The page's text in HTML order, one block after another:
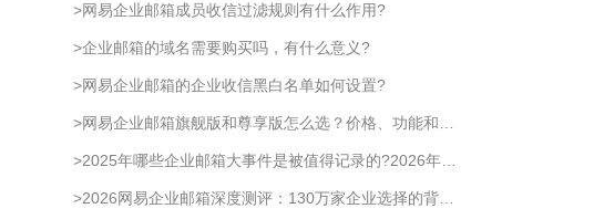
>网易企业邮箱成员收信过滤规则有什么作用?
>企业邮箱的域名需要购买吗，有什么意义?
>网易企业邮箱的企业收信黑白名单如何设置?
>​网易企业邮箱旗舰版和尊享版怎么选？价格、功能和适合企业一次说清！
>2025年哪些企业邮箱大事件是被值得记录的?2026年哪些值得期待?
>2026网易企业邮箱深度测评：130万家企业选择的背后，到底值不值?